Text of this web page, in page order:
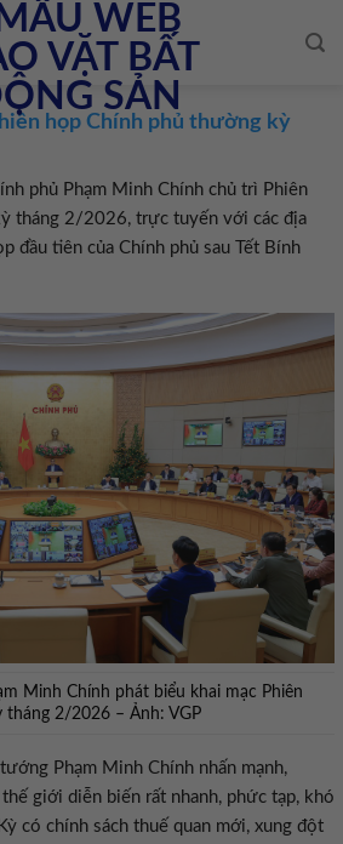
họp Chính phủ thường kỳ
phủ Phạm Minh Chính chủ trì Phiên
tháng 2/2026, trực tuyến với các địa
đầu tiên của Chính phủ sau Tết Bính
Minh Chính phát biểu khai mạc Phiên
2/2026 – Ảnh: VGP
Phạm Minh Chính nhấn mạnh,
giới diễn biến rất nhanh, phức tạp, khó
có chính sách thuế quan mới, xung đột